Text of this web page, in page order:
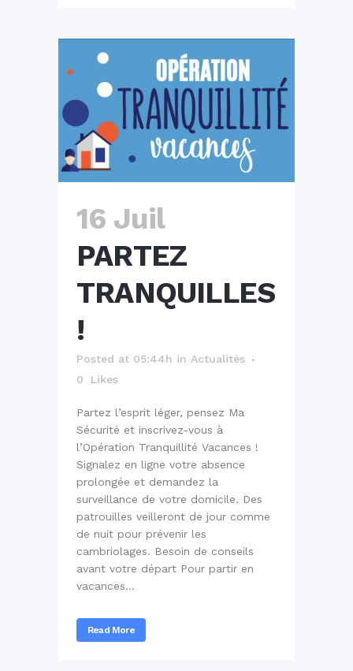
16 Juil
PARTEZ
TRANQUILLES
!
Posted at 05:44h in Actualités
0
Likes
Partez l’esprit léger, pensez Ma
Sécurité et inscrivez-vous à
l’Opération Tranquillité Vacances !
Signalez en ligne votre absence
prolongée et demandez la
surveillance de votre domicile. Des
patrouilles veilleront de jour comme
de nuit pour prévenir les
cambriolages. Besoin de conseils
avant votre départ Pour partir en
vacances...
Read More